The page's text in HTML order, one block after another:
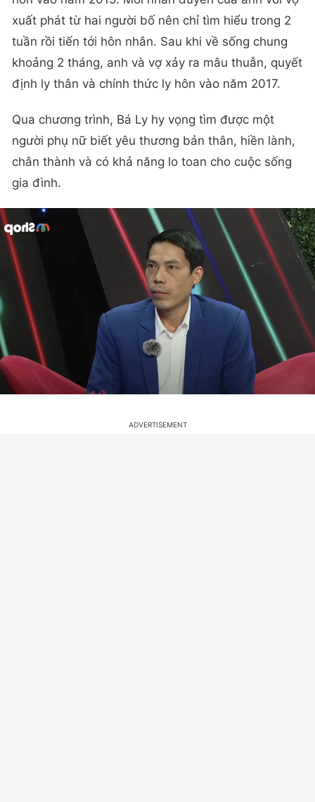
xuất phát từ hai người bố nên chỉ tìm hiểu trong 2
tuần rồi tiến tới hôn nhân. Sau khi về sống chung
khoảng 2 tháng, anh và vợ xảy ra mâu thuẫn, quyết
định ly thân và chính thức ly hôn vào năm 2017.
Qua chương trình, Bá Ly hy vọng tìm được một
người phụ nữ biết yêu thương bản thân, hiền lành,
chân thành và có khả năng lo toan cho cuộc sống
gia đình.